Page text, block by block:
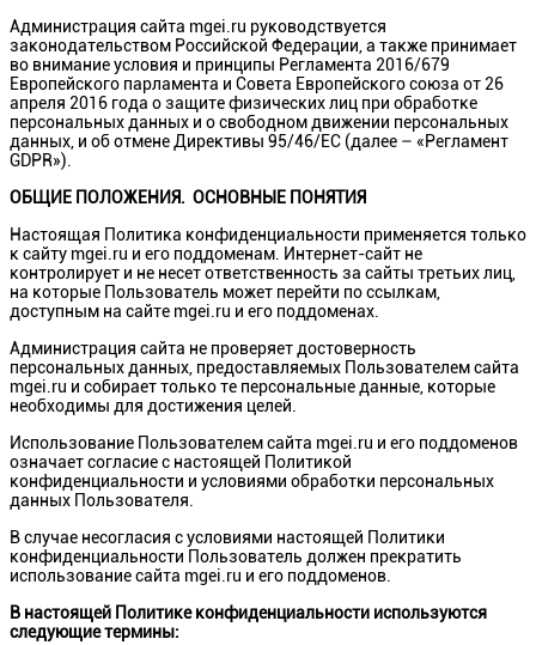
Администрация сайта mgei.ru руководствуется
законодательством Российской Федерации, а также принимает
во внимание условия и принципы Регламента 2016/679
Европейского парламента и Совета Европейского союза от 26
апреля 2016 года о защите физических лиц при обработке
персональных данных и о свободном движении персональных
данных, и об отмене Директивы 95/46/EC (далее – «Регламент
GDPR»).
ОБЩИЕ ПОЛОЖЕНИЯ. ОСНОВНЫЕ ПОНЯТИЯ
Настоящая Политика конфиденциальности применяется только
к сайту mgei.ru и его поддоменам. Интернет-сайт не
контролирует и не несет ответственность за сайты третьих лиц,
на которые Пользователь может перейти по ссылкам,
доступным на сайте mgei.ru и его поддоменах.
Администрация сайта не проверяет достоверность
персональных данных, предоставляемых Пользователем сайта
mgei.ru и собирает только те персональные данные, которые
необходимы для достижения целей.
Использование Пользователем сайта mgei.ru и его поддоменов
означает согласие с настоящей Политикой
конфиденциальности и условиями обработки персональных
данных Пользователя.
В случае несогласия с условиями настоящей Политики
конфиденциальности Пользователь должен прекратить
использование сайта mgei.ru и его поддоменов.
В настоящей Политике конфиденциальности используются
следующие термины: